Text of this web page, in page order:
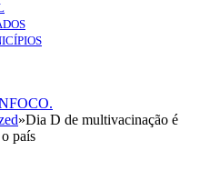
»Dia D de multivacinação é
país